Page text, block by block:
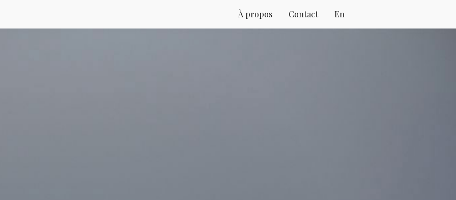
À propos Contact En